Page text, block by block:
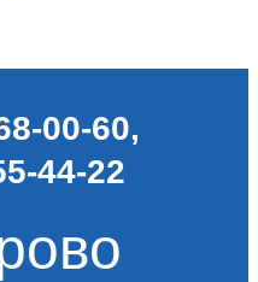
00-60,
44-22